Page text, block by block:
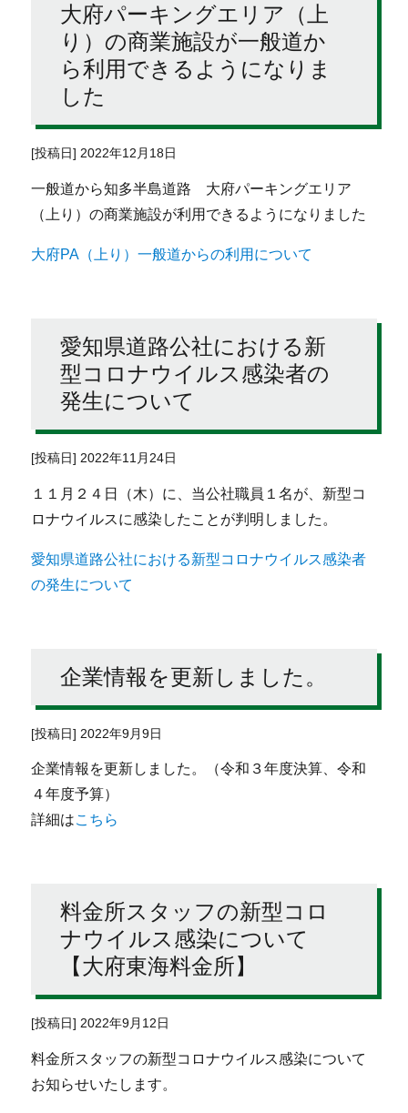
大府パーキングエリア（上
り）の商業施設が一般道か
ら利用できるようになりま
した
[投稿日] 2022年12月18日
一般道から知多半島道路 大府パーキングエリア
（上り）の商業施設が利用できるようになりました
大府PA（上り）一般道からの利用について
愛知県道路公社における新
型コロナウイルス感染者の
発生について
[投稿日] 2022年11月24日
１１月２４日（木）に、当公社職員１名が、新型コ
ロナウイルスに感染したことが判明しました。
愛知県道路公社における新型コロナウイルス感染者
の発生について
企業情報を更新しました。
[投稿日] 2022年9月9日
企業情報を更新しました。（令和３年度決算、令和
４年度予算）
詳細はこちら
料金所スタッフの新型コロ
ナウイルス感染について
【大府東海料金所】
[投稿日] 2022年9月12日
料金所スタッフの新型コロナウイルス感染について
お知らせいたします。